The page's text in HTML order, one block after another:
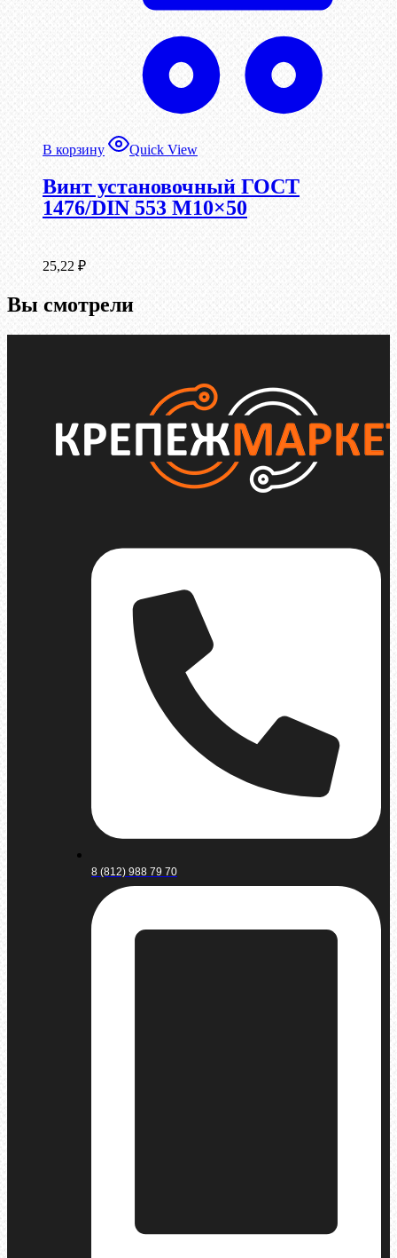
В корзину Quick View
Винт установочный ГОСТ
1476/DIN 553 М10×50
25,22 ₽
Вы смотрели
8 (812) 988 79 70